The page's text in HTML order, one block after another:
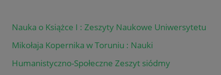
Nauka o Książce I : Zeszyty Naukowe Uniwersytetu
Mikołaja Kopernika w Toruniu : Nauki
Humanistyczno-Społeczne Zeszyt siódmy